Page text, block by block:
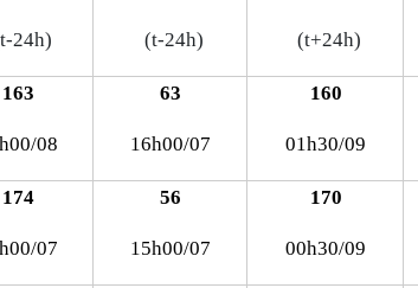
24h) (t-24h) (t+24h)
163
08
63
16h00/07
160
01h30/09
174
07
56
15h00/07
170
00h30/09